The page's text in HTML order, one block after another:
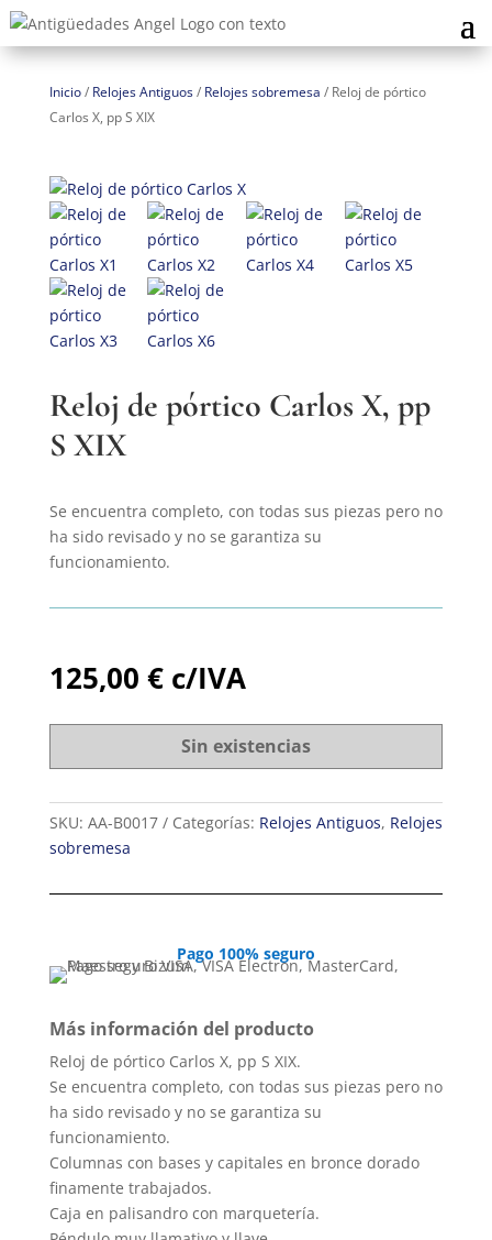
Inicio/ Relojes Antiguos/ Relojes sobremesa / Reloj de pórtico
Carlos X, pp S XIX
Reloj de pórtico Carlos X, pp
S XIX
Se encuentra completo, con todas sus piezas pero no
ha sido revisado y no se garantiza su
funcionamiento.
125,00 € c/IVA
Sin existencias
SKU: AA-B0017 Categorías: Relojes Antiguos, Relojes
sobremesa
Pago 100% seguro
Más información del producto
Reloj de pórtico Carlos X, pp S XIX.
Se encuentra completo, con todas sus piezas pero no
ha sido revisado y no se garantiza su
funcionamiento.
Columnas con bases y capitales en bronce dorado
finamente trabajados.
Caja en palisandro con marquetería.